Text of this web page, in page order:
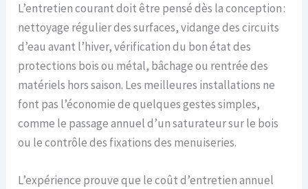
L’entretien courant doit être pensé dès la conception :
nettoyage régulier des surfaces, vidange des circuits
d’eau avant l’hiver, vérification du bon état des
protections bois ou métal, bâchage ou rentrée des
matériels hors saison. Les meilleures installations ne
font pas l’économie de quelques gestes simples,
comme le passage annuel d’un saturateur sur le bois
ou le contrôle des fixations des menuiseries.
L’expérience prouve que le coût d’entretien annuel